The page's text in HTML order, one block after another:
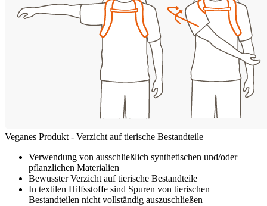
Veganes Produkt - Verzicht auf tierische Bestandteile
Verwendung von ausschließlich synthetischen und/oder
pflanzlichen Materialien
Bewusster Verzicht auf tierische Bestandteile
In textilen Hilfsstoffe sind Spuren von tierischen
Bestandteilen nicht vollständig auszuschließen